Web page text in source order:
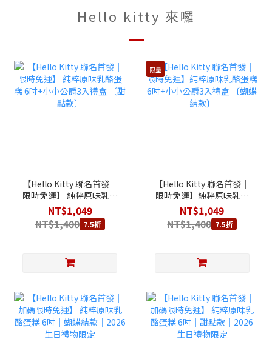
Hello kitty 來囉
【Hello Kitty 聯名首發│
限時免運】 純粹原味乳酪
蛋糕 6吋+小小公爵3入禮
盒 〔甜點款〕
NT$1,049
NT$1,400 7.5折
限量
【Hello Kitty 聯名首發│
限時免運】純粹原味乳酪
蛋糕 6吋+小小公爵3入禮
盒 〔蝴蝶結款〕
NT$1,049
NT$1,400 7.5折